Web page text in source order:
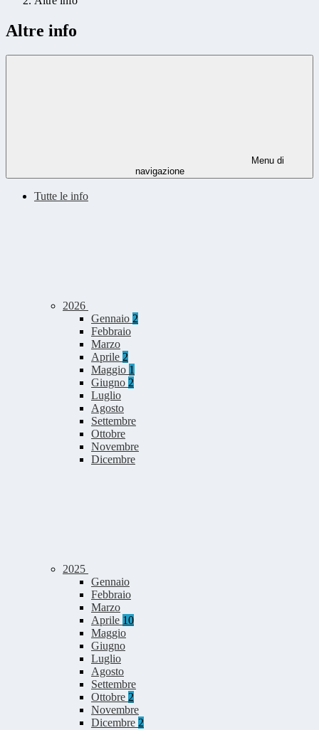
Altre info
Menu di
navigazione
Tutte le info
2026
Gennaio 2
Febbraio
Marzo
Aprile 2
Maggio 1
Giugno 2
Luglio
Agosto
Settembre
Ottobre
Novembre
Dicembre
2025
Gennaio
Febbraio
Marzo
Aprile 10
Maggio
Giugno
Luglio
Agosto
Settembre
Ottobre 2
Novembre
Dicembre 2